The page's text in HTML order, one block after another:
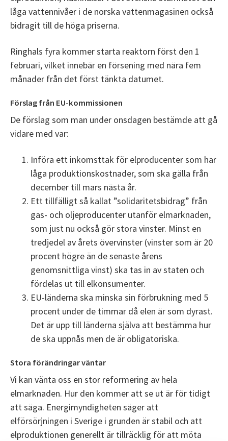
låga vattennivåer i de norska vattenmagasinen också
bidragit till de höga priserna.
Ringhals fyra kommer starta reaktorn först den 1
februari, vilket innebär en försening med nära fem
månader från det först tänkta datumet.
Förslag från EU-kommissionen
De förslag som man under onsdagen bestämde att gå
vidare med var:
Införa ett inkomsttak för elproducenter som har
låga produktionskostnader, som ska gälla från
december till mars nästa år.
Ett tillfälligt så kallat ”solidaritetsbidrag” från
gas- och oljeproducenter utanför elmarknaden,
som just nu också gör stora vinster. Minst en
tredjedel av årets övervinster (vinster som är 20
procent högre än de senaste årens
genomsnittliga vinst) ska tas in av staten och
fördelas ut till elkonsumenter.
EU-länderna ska minska sin förbrukning med 5
procent under de timmar då elen är som dyrast.
Det är upp till länderna själva att bestämma hur
de ska uppnås men de är obligatoriska.
Stora förändringar väntar
Vi kan vänta oss en stor reformering av hela
elmarknaden. Hur den kommer att se ut är för tidigt
att säga. Energimyndigheten säger att
elförsörjningen i Sverige i grunden är stabil och att
elproduktionen generellt är tillräcklig för att möta